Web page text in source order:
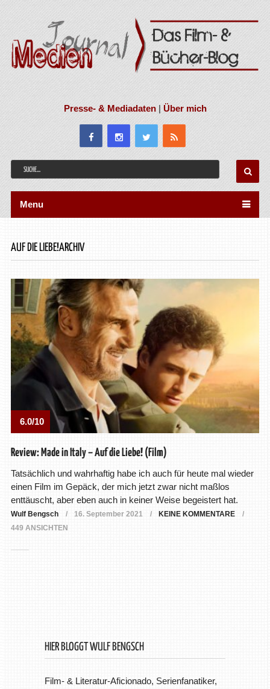
Presse- & Mediadaten|Über mich
Menu
AUF DIE LIEBE!ARCHIV
6.0/10
Review: Made in Italy – Auf die Liebe! (Film)
Tatsächlich und wahrhaftig habe ich auch für heute mal wieder
einen Film im Gepäck, der mich jetzt zwar nicht maßlos
enttäuscht, aber eben auch in keiner Weise begeistert hat.
Wulf Bengsch 16. September 2021
KEINE KOMMENTARE
449 ANSICHTEN
HIER BLOGGT WULF BENGSCH
Film- & Literatur-Aficionado, Serienfanatiker,